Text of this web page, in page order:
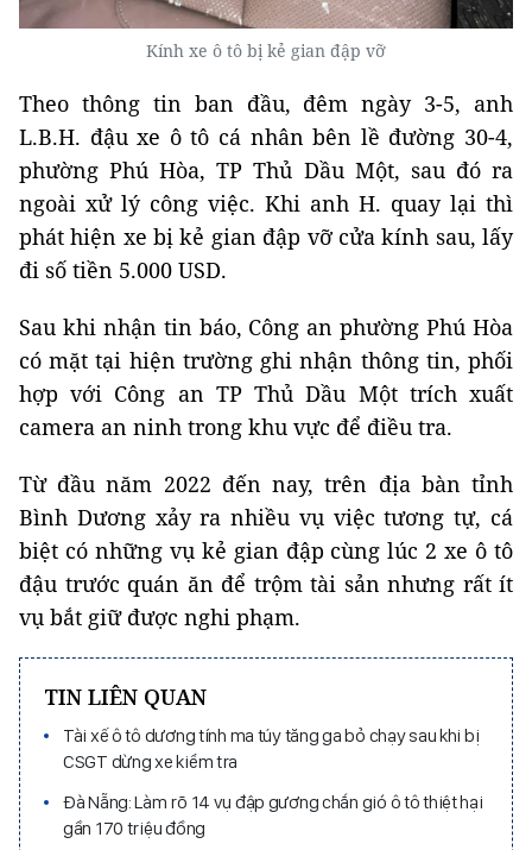
Kính xe ô tô bị kẻ gian đập vỡ
Theo thông tin ban đầu, đêm ngày 3-5, anh
L.B.H. đậu xe ô tô cá nhân bên lề đường 30-4,
phường Phú Hòa, TP Thủ Dầu Một, sau đó ra
ngoài xử lý công việc. Khi anh H. quay lại thì
phát hiện xe bị kẻ gian đập vỡ cửa kính sau, lấy
đi số tiền 5.000 USD.
Sau khi nhận tin báo, Công an phường Phú Hòa
có mặt tại hiện trường ghi nhận thông tin, phối
hợp với Công an TP Thủ Dầu Một trích xuất
camera an ninh trong khu vực để điều tra.
Từ đầu năm 2022 đến nay, trên địa bàn tỉnh
Bình Dương xảy ra nhiều vụ việc tương tự, cá
biệt có những vụ kẻ gian đập cùng lúc 2 xe ô tô
đậu trước quán ăn để trộm tài sản nhưng rất ít
vụ bắt giữ được nghi phạm.
TIN LIÊN QUAN
Tài xế ô tô dương tính ma túy tăng ga bỏ chạy sau khi bị
CSGT dừng xe kiểm tra
Đà Nẵng: Làm rõ 14 vụ đập gương chắn gió ô tô thiệt hại
gần 170 triệu đồng